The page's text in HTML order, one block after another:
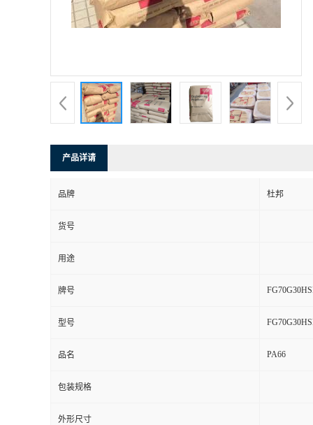
产品详请
品牌 杜邦
货号
用途
牌号
型号
品名 PA66
包装规格
外形尺寸